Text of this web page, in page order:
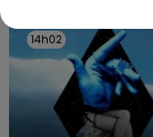
14h02
14h02